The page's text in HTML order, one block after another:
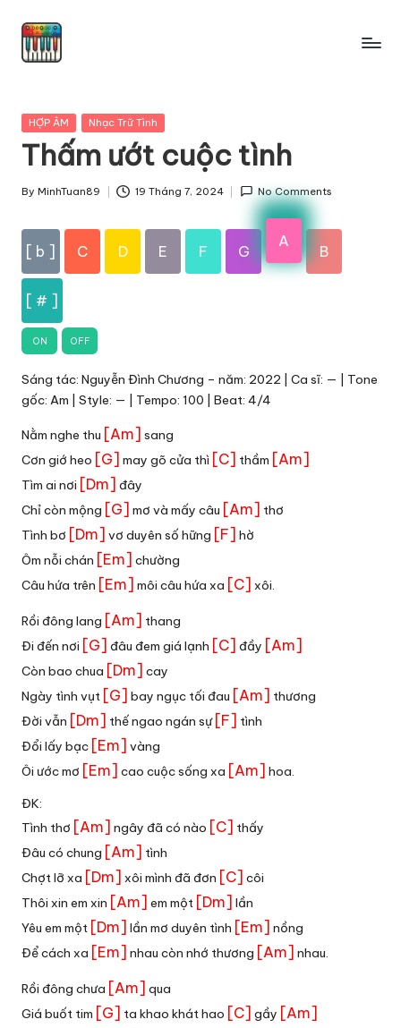
Skip
Posted
HỢP ÂM Nhạc Trữ Tình
Thấm ướt cuộc tình
Posted
By MinhTuan89 19 Tháng 7, 2024 No Comments
[ b ] C D E F G
A
B
[ # ]
ON OFF
Sáng tác: Nguyễn Đình Chương – năm: 2022 | Ca sĩ: — | Tone
gốc: Am | Style: — | Tempo: 100 | Beat: 4/4
Nằm nghe thu [Am] sang
Cơn giớ heo [G] may gõ cửa thì [C] thầm [Am]
Tìm ai nơi [Dm] đây
Chỉ còn mộng [G] mơ và mấy câu [Am] thơ
Tình bơ [Dm] vơ duyên số hững [F] hờ
Ôm nỗi chán [Em] chường
Câu hứa trên [Em] môi câu hứa xa [C] xôi.
Rồi đông lang [Am] thang
Đi đến nơi [G] đâu đem giá lạnh [C] đầy [Am]
Còn bao chua [Dm] cay
Ngày tình vụt [G] bay ngục tối đau [Am] thương
Đời vẫn [Dm] thế ngao ngán sự [F] tình
Đổi lấy bạc [Em] vàng
Ôi ước mơ [Em] cao cuộc sống xa [Am] hoa.
ĐK:
Tình thơ [Am] ngây đã có nào [C] thấy
Đâu có chung [Am] tình
Chợt lỡ xa [Dm] xôi mình đã đơn [C] côi
Thôi xin em xin [Am] em một [Dm] lần
Yêu em một [Dm] lần mơ duyên tình [Em] nồng
Để cách xa [Em] nhau còn nhớ thương [Am] nhau.
Rồi đông chưa [Am] qua
Giá buốt tim [G] ta khao khát hao [C] gầy [Am]